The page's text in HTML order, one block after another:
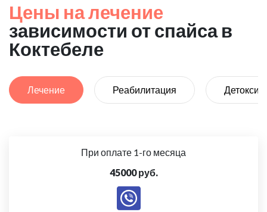
Цены на лечение
зависимости от спайса в
Коктебеле
Лечение Реабилитация
При оплате 1-го месяца
45000 руб.